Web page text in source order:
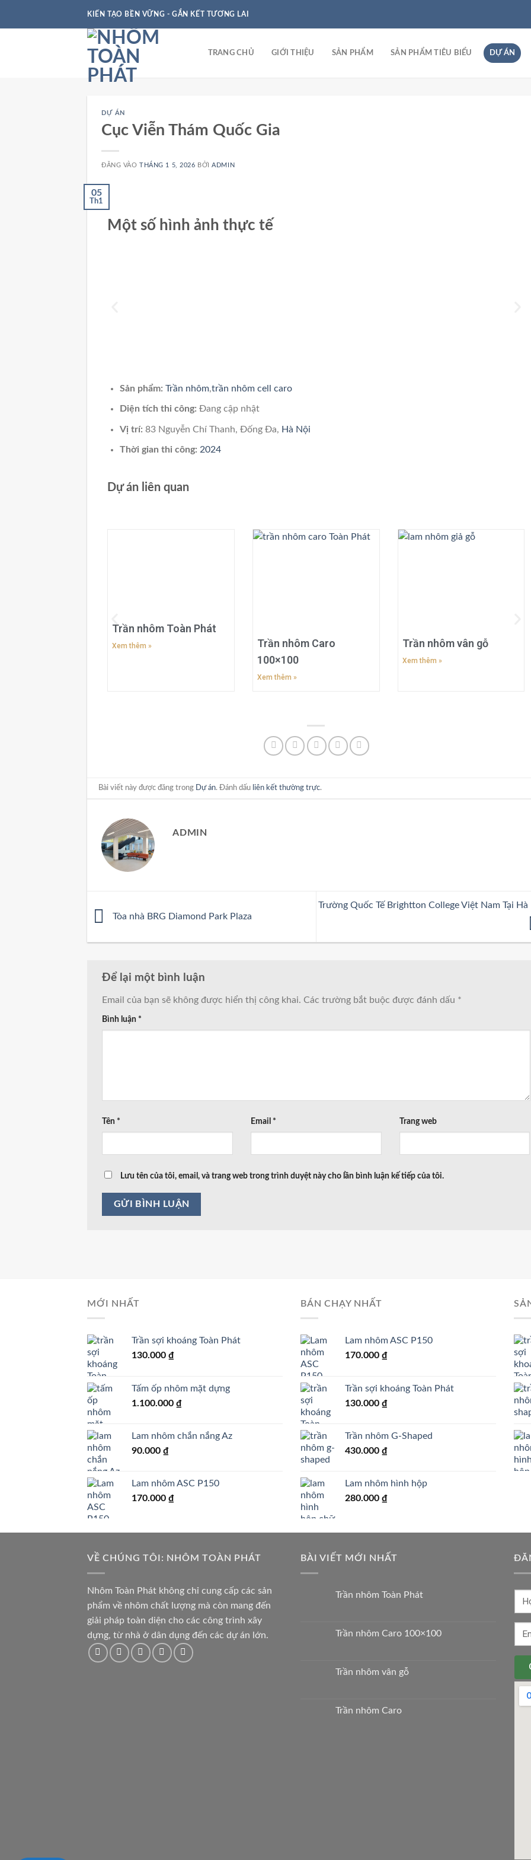
KIẾN TẠO BỀN VỮNG - GẮN KẾT TƯƠNG LAI
TRANG CHỦ GIỚI THIỆU SẢN PHẨM SẢN PHẨM TIÊU BIỂU DỰ ÁN
DỰ ÁN
Cục Viễn Thám Quốc Gia
ĐĂNG VÀOTHÁNG 1 5, 2026 BỞIADMIN
05
Th1
Một số hình ảnh thực tế
Sản phẩm: Trần nhôm,trần nhôm cell caro
Diện tích thi công: Đang cập nhật
Vị trí: 83 Nguyễn Chí Thanh, Đống Đa, Hà Nội
Thời gian thi công: 2024
Dự án liên quan
Trần nhôm Toàn Phát
Xem thêm »
Trần nhôm Caro
100×100
Xem thêm »
Trần nhôm vân gỗ
Xem thêm »
Bài viết này được đăng trong Dự án. Đánh dấu liên kết thường trực.
ADMIN
Tòa nhà BRG Diamond Park Plaza
Trường Quốc Tế Brightton College Việt Nam Tại Hà
Để lại một bình luận
Email của bạn sẽ không được hiển thị công khai. Các trường bắt buộc được đánh dấu *
Bình luận *
Tên * Email * Trang web
Lưu tên của tôi, email, và trang web trong trình duyệt này cho lần bình luận kế tiếp của tôi.
MỚI NHẤT
Trần sợi khoáng Toàn Phát
130.000 ₫
Tấm ốp nhôm mặt dựng
1.100.000 ₫
Lam nhôm chắn nắng Az
90.000 ₫
Lam nhôm ASC P150
170.000 ₫
BÁN CHẠY NHẤT
Lam nhôm ASC P150
170.000 ₫
Trần sợi khoáng Toàn Phát
130.000 ₫
Trần nhôm G-Shaped
430.000 ₫
Lam nhôm hình hộp
280.000 ₫
VỀ CHÚNG TÔI: NHÔM TOÀN PHÁT
Nhôm Toàn Phát không chỉ cung cấp các sản
phẩm về nhôm chất lượng mà còn mang đến
giải pháp toàn diện cho các công trình xây
dựng, từ nhà ở dân dụng đến các dự án lớn.
BÀI VIẾT MỚI NHẤT
Trần nhôm Toàn Phát
Trần nhôm Caro 100×100
Trần nhôm vân gỗ
Trần nhôm Caro